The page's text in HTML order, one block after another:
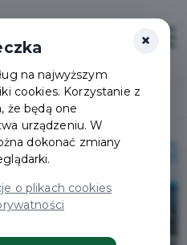
×
na najwyższym
cookies. Korzystanie z
że będą one
urządzeniu. W
dokonać zmiany
o plikach cookies